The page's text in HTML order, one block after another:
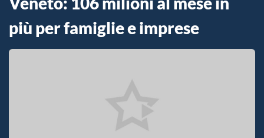
più per famiglie e imprese